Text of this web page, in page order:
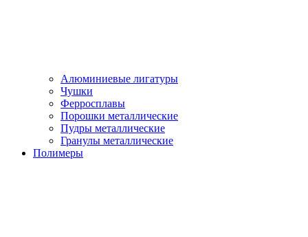
Алюминиевые лигатуры
Чушки
Ферросплавы
Порошки металлические
Пудры металлические
Гранулы металлические
Полимеры